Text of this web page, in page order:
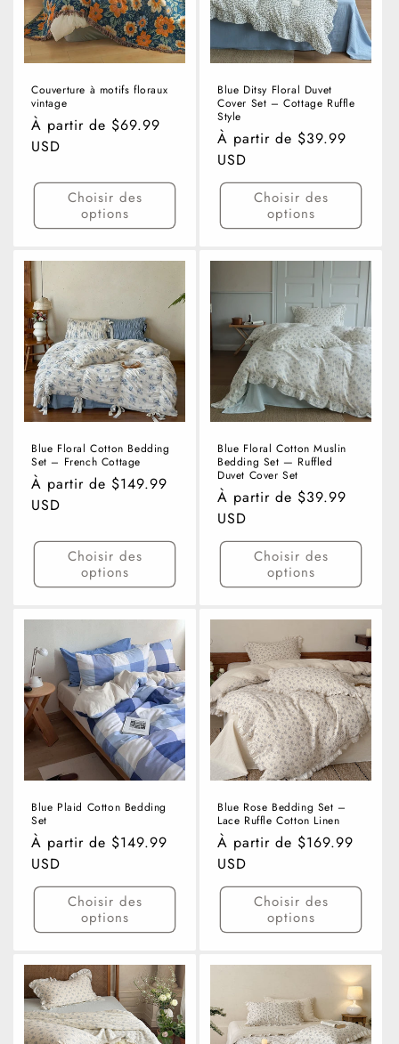
Couverture à motifs floraux
vintage
Prix
habituel
À partir de $69.99
USD
Choisir des
options
Blue Ditsy Floral Duvet
Cover Set – Cottage Ruffle
Style
Prix
habituel
À partir de $39.99
USD
Choisir des
options
Blue Floral Cotton Bedding
Set – French Cottage
Prix
habituel
À partir de $149.99
USD
Choisir des
options
Blue Floral Cotton Muslin
Bedding Set — Ruffled
Duvet Cover Set
Prix
habituel
À partir de $39.99
USD
Choisir des
options
Blue Plaid Cotton Bedding
Set
Prix
habituel
À partir de $149.99
USD
Choisir des
options
Blue Rose Bedding Set –
Lace Ruffle Cotton Linen
Prix
habituel
À partir de $169.99
USD
Choisir des
options